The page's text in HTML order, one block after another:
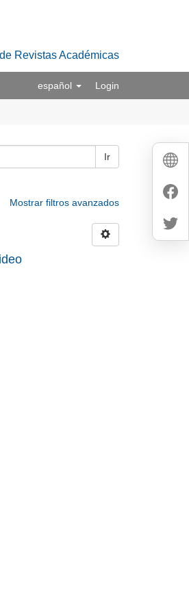
Revistas Académicas
español Login
Ir
Mostrar filtros avanzados